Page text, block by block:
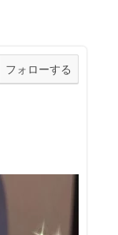
フォローする